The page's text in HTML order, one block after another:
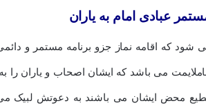
عبادی امام به یاران
شود که اقامه نماز جزو برنامه مستمر و
می باشد که ایشان اصحاب و یاران را
محض ایشان می باشند به دعوتش لبیک می